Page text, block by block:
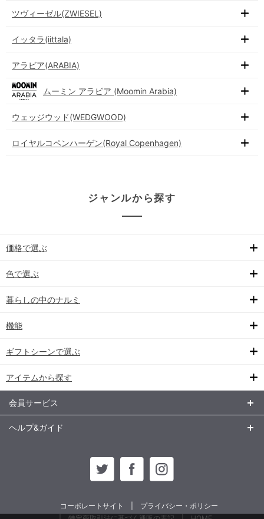
ツヴィーゼル(ZWIESEL)
イッタラ(iittala)
アラビア(ARABIA)
ムーミン アラビア (Moomin Arabia)
ウェッジウッド(WEDGWOOD)
ロイヤルコペンハーゲン(Royal Copenhagen)
ジャンルから探す
価格で選ぶ
色で選ぶ
暮らしの中のナルミ
機能
ギフトシーンで選ぶ
アイテムから探す
会員サービス
ヘルプ&ガイド
コーポレートサイト
プライバシー・ポリシー